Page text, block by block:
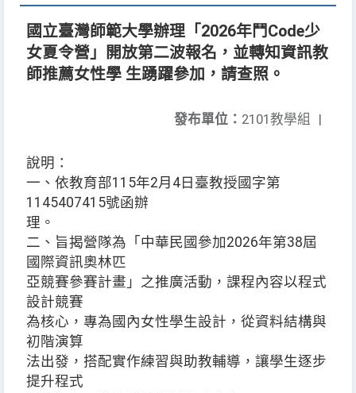
國立臺灣師範大學辦理「2026年鬥Code少
女夏令營」開放第二波報名，並轉知資訊教
師推薦女性學 生踴躍參加，請查照。
發布單位： 2101教學組 |
說明：
一、依教育部115年2月4日臺教授國字第
1145407415號函辦
理。
二、旨揭營隊為「中華民國參加2026年第38屆
國際資訊奧林匹
亞競賽參賽計畫」之推廣活動，課程內容以程式
設計競賽
為核心，專為國內女性學生設計，從資料結構與
初階演算
法出發，搭配實作練習與助教輔導，讓學生逐步
提升程式